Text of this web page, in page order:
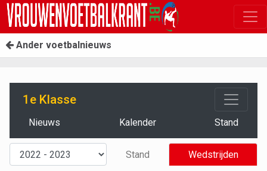
Ander voetbalnieuws
1e Klasse
Nieuws Kalender Stand
Stand
Wedstrijden